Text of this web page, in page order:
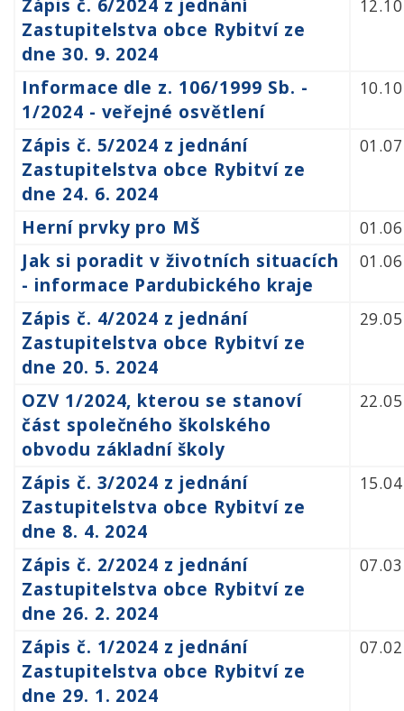
Zápis č. 6/2024 z jednání
Zastupitelstva obce Rybitví ze
dne 30. 9. 2024
Informace dle z. 106/1999 Sb. -
1/2024 - veřejné osvětlení
Zápis č. 5/2024 z jednání
Zastupitelstva obce Rybitví ze
dne 24. 6. 2024
Herní prvky pro MŠ
Jak si poradit v životních situacích
- informace Pardubického kraje
Zápis č. 4/2024 z jednání
Zastupitelstva obce Rybitví ze
dne 20. 5. 2024
OZV 1/2024, kterou se stanoví
část společného školského
obvodu základní školy
Zápis č. 3/2024 z jednání
Zastupitelstva obce Rybitví ze
dne 8. 4. 2024
Zápis č. 2/2024 z jednání
Zastupitelstva obce Rybitví ze
dne 26. 2. 2024
Zápis č. 1/2024 z jednání
Zastupitelstva obce Rybitví ze
dne 29. 1. 2024